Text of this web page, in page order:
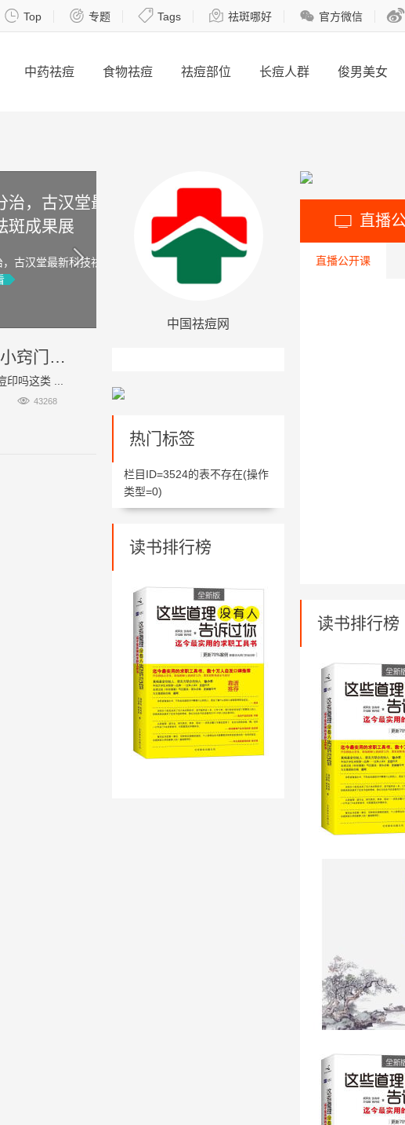
 Top  专题  Tags  祛斑哪好  官方微信 
中药祛痘 食物祛痘 祛痘部位 长痘人群 俊男美女
汉堂最新
展
新科技祛斑成
用白醋洗脸能去痘印吗_白醋祛痘的小窍门详解！
吗这类 ...
 43268
中国祛痘网
热门标签
栏目ID=3524的表不存在(操作
类型=0)
读书排行榜
 直播
直播公开课
读书排行榜